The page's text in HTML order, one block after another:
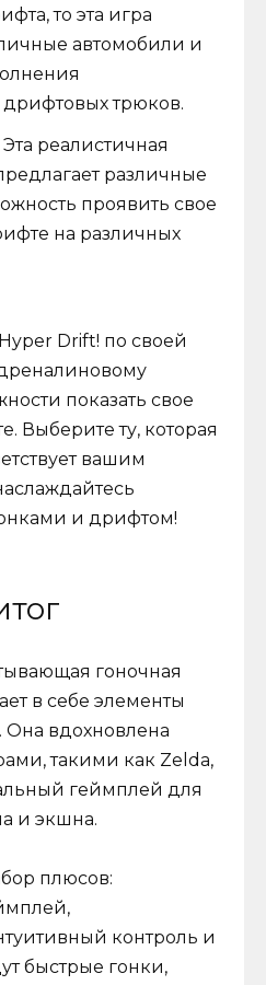
то эта игра
автомобили и
трюков.
реалистичная
различные
проявить свое
на различных
Drift! по своей
показать свое
Выберите ту, которая
вашим
и дрифтом!
гоночная
в себе элементы
Она вдохновлена
такими как Zelda,
геймплей для
и экшна.
плюсов:
контроль и
быстрые гонки,